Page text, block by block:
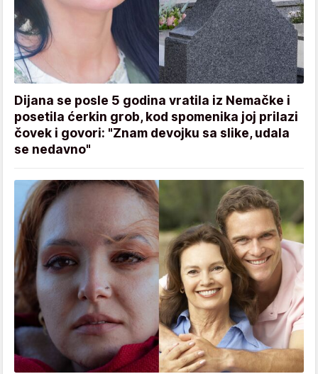
Dijana se posle 5 godina vratila iz Nemačke i
posetila ćerkin grob, kod spomenika joj prilazi
čovek i govori: "Znam devojku sa slike, udala
se nedavno"